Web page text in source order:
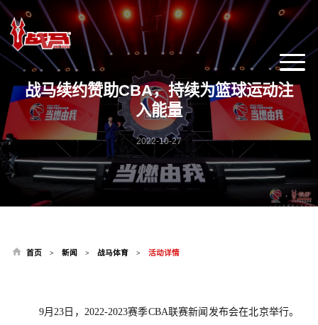
战马续约赞助CBA，持续为篮球运动注
入能量
2022-10-27
首页 > 新闻 > 战马体育 > 活动详情
9月23 日， 2022-2023赛季CBA联赛新闻发布会在北京举行。